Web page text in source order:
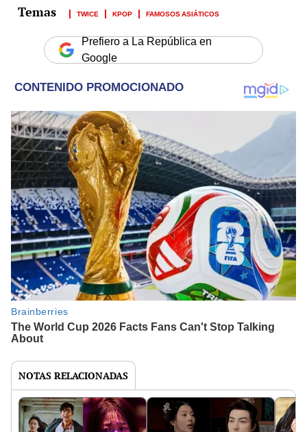
TWICE KPOP FAMOSOS ASIÁTICOS
Prefiero a La República en
Google
NOTAS RELACIONADAS